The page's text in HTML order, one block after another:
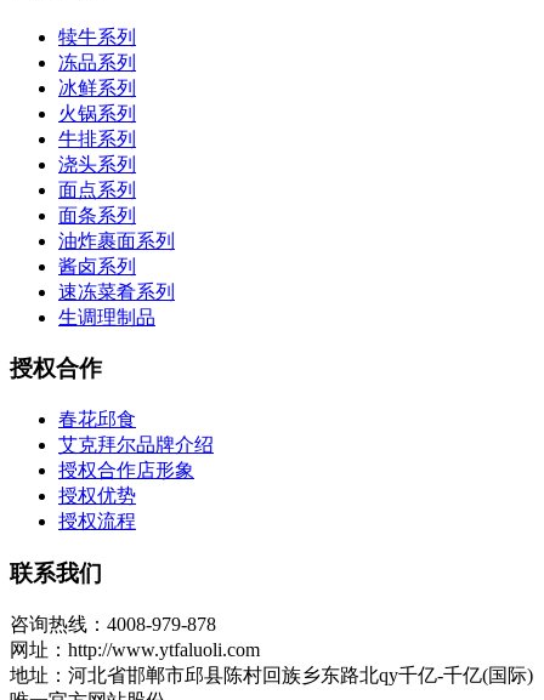
犊牛系列
冻品系列
冰鲜系列
火锅系列
牛排系列
浇头系列
面点系列
面条系列
油炸裹面系列
酱卤系列
速冻菜肴系列
生调理制品
授权合作
春花邱食
艾克拜尔品牌介绍
授权合作店形象
授权优势
授权流程
联系我们
咨询热线：4008-979-878
网址：http://www.ytfaluoli.com
地址：河北省邯郸市邱县陈村回族乡东路北qy千亿-千亿(国际)